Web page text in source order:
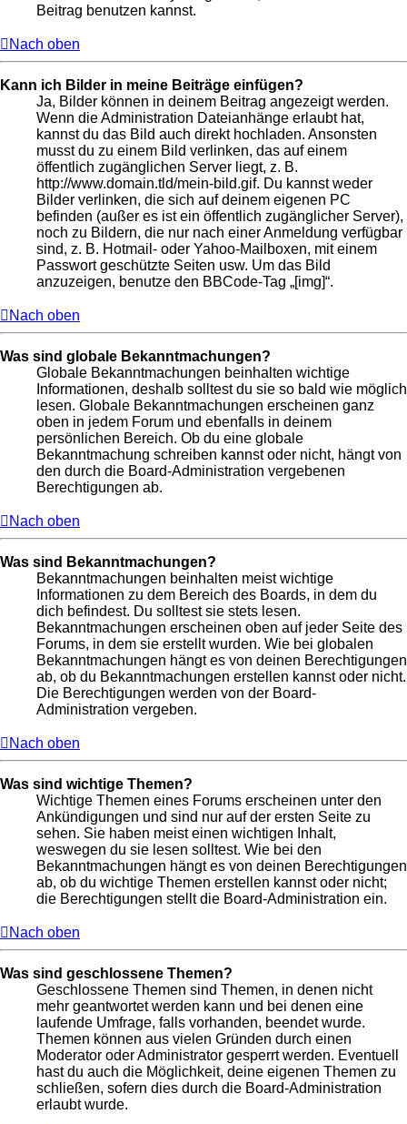
Beitrag benutzen kannst.
Nach oben
Kann ich Bilder in meine Beiträge einfügen?
Ja, Bilder können in deinem Beitrag angezeigt werden.
Wenn die Administration Dateianhänge erlaubt hat,
kannst du das Bild auch direkt hochladen. Ansonsten
musst du zu einem Bild verlinken, das auf einem
öffentlich zugänglichen Server liegt, z. B.
http://www.domain.tld/mein-bild.gif. Du kannst weder
Bilder verlinken, die sich auf deinem eigenen PC
befinden (außer es ist ein öffentlich zugänglicher Server),
noch zu Bildern, die nur nach einer Anmeldung verfügbar
sind, z. B. Hotmail- oder Yahoo-Mailboxen, mit einem
Passwort geschützte Seiten usw. Um das Bild
anzuzeigen, benutze den BBCode-Tag „[img]“.
Nach oben
Was sind globale Bekanntmachungen?
Globale Bekanntmachungen beinhalten wichtige
Informationen, deshalb solltest du sie so bald wie möglich
lesen. Globale Bekanntmachungen erscheinen ganz
oben in jedem Forum und ebenfalls in deinem
persönlichen Bereich. Ob du eine globale
Bekanntmachung schreiben kannst oder nicht, hängt von
den durch die Board-Administration vergebenen
Berechtigungen ab.
Nach oben
Was sind Bekanntmachungen?
Bekanntmachungen beinhalten meist wichtige
Informationen zu dem Bereich des Boards, in dem du
dich befindest. Du solltest sie stets lesen.
Bekanntmachungen erscheinen oben auf jeder Seite des
Forums, in dem sie erstellt wurden. Wie bei globalen
Bekanntmachungen hängt es von deinen Berechtigungen
ab, ob du Bekanntmachungen erstellen kannst oder nicht.
Die Berechtigungen werden von der Board-
Administration vergeben.
Nach oben
Was sind wichtige Themen?
Wichtige Themen eines Forums erscheinen unter den
Ankündigungen und sind nur auf der ersten Seite zu
sehen. Sie haben meist einen wichtigen Inhalt,
weswegen du sie lesen solltest. Wie bei den
Bekanntmachungen hängt es von deinen Berechtigungen
ab, ob du wichtige Themen erstellen kannst oder nicht;
die Berechtigungen stellt die Board-Administration ein.
Nach oben
Was sind geschlossene Themen?
Geschlossene Themen sind Themen, in denen nicht
mehr geantwortet werden kann und bei denen eine
laufende Umfrage, falls vorhanden, beendet wurde.
Themen können aus vielen Gründen durch einen
Moderator oder Administrator gesperrt werden. Eventuell
hast du auch die Möglichkeit, deine eigenen Themen zu
schließen, sofern dies durch die Board-Administration
erlaubt wurde.